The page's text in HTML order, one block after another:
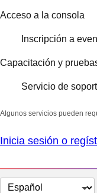
Acceso a la consola
Inscripción a
Capacitación y
Servicio de
Algunos servicios pueden
Inicia sesión o
Cambiar